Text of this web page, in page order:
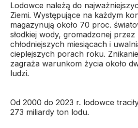
Lodowce należą do
Ziemi. Występujące na każdym
magazynują około 70 proc.
słodkiej wody, gromadzonej przez
chłodniejszych miesiącach i
cieplejszych porach roku.
zagraża warunkom życia około
ludzi.
Od 2000 do 2023 r. lodowce
273 miliardy ton lodu.